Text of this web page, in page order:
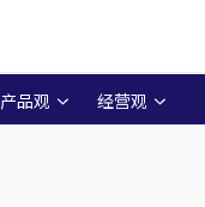
产品观 经营观